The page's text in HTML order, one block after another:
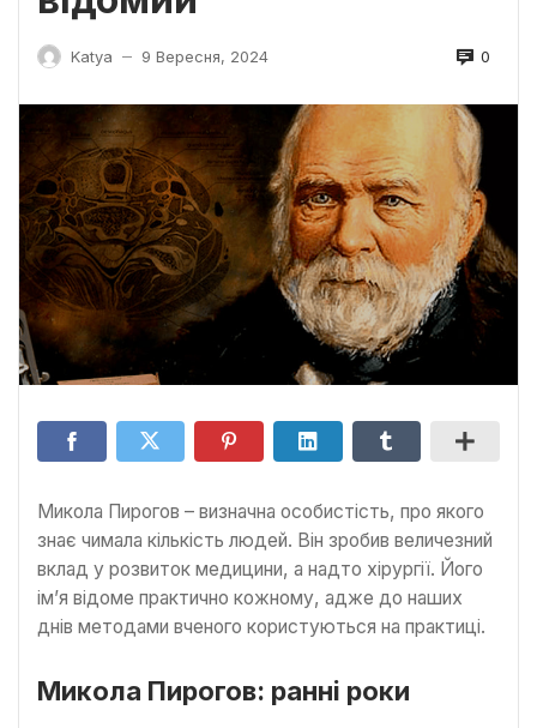
Katya — 9 Вересня, 2024 0
Микола Пирогов – визначна особистість, про якого
знає чимала кількість людей. Він зробив величезний
вклад у розвиток медицини, а надто хірургії. Його
ім’я відоме практично кожному, адже до наших
днів методами вченого користуються на практиці.
Микола Пирогов: ранні роки